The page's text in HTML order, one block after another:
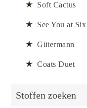
Soft Cactus
See You at Six
Gütermann
Coats Duet
Stoffen zoeken